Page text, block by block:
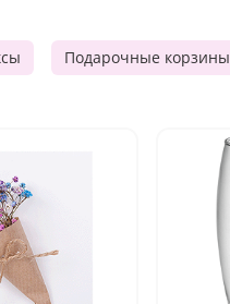
Подарочные корзины